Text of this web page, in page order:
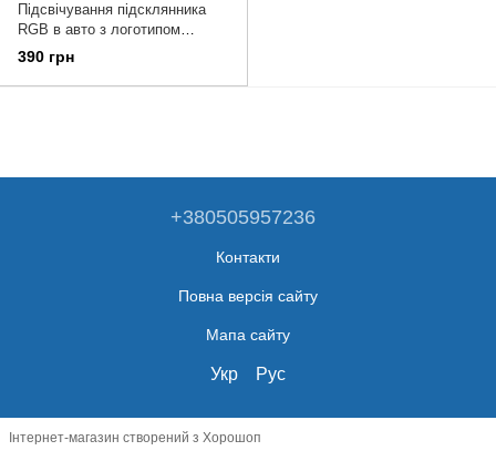
Підсвічування підсклянника
RGB в авто з логотипом
автомобіля MITSUBISHI (к-кт 2
390 грн
+380505957236
Контакти
Повна версія сайту
Мапа сайту
Укр Рус
Інтернет-магазин створений з Хорошоп